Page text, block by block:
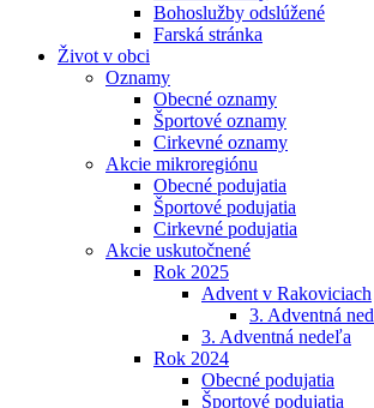
Bohoslužby odslúžené
Farská stránka
Život v obci
Oznamy
Obecné oznamy
Športové oznamy
Cirkevné oznamy
Akcie mikroregiónu
Obecné podujatia
Športové podujatia
Cirkevné podujatia
Akcie uskutočnené
Rok 2025
Advent v Rakoviciach
3. Adventná
3. Adventná nedeľa
Rok 2024
Obecné podujatia
Športové podujatia